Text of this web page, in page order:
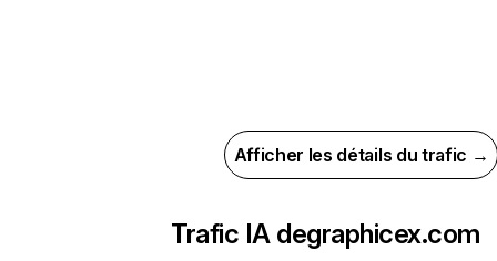
Afficher les détails du trafic →
Trafic IA degraphicex.com